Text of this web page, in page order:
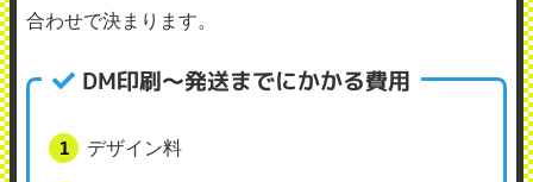
合わせで決まります。
DM印刷〜発送までにかかる費用
デザイン料